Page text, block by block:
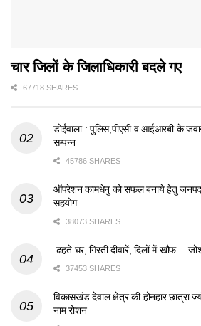
चार जिलों के जिलाधिकारी बदले गए
67718 SHARES
डोईवाला : पुलिस,पीएसी व आईआरबी के
सम्पन्न
45786 SHARES
ऑपरेशन कामधेनु को सफल बनाये हेतु जनपद
सहयोग
38073 SHARES
ढहते घर, गिरती दीवारें, दिलों में खौफ…
37453 SHARES
विकासखंड देवाल क्षेत्र की होनहार छात्रा
नाम रोशन